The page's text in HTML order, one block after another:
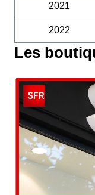
2021
2022
Les